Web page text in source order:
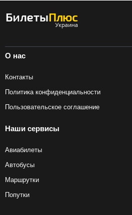
О нас
Контакты
Политика конфиденциальности
Пользовательское соглашение
Наши сервисы
Авиабилеты
Автобусы
Маршрутки
Попутки